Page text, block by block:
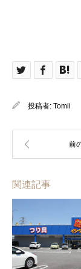
投稿者: Tomii
関連記事